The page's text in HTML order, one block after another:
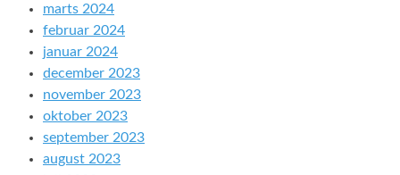
marts 2024
februar 2024
januar 2024
december 2023
november 2023
oktober 2023
september 2023
august 2023